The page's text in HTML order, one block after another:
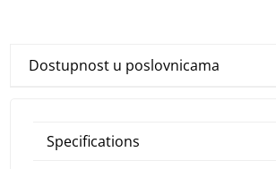
Dostupnost u poslovnicama
Specifications